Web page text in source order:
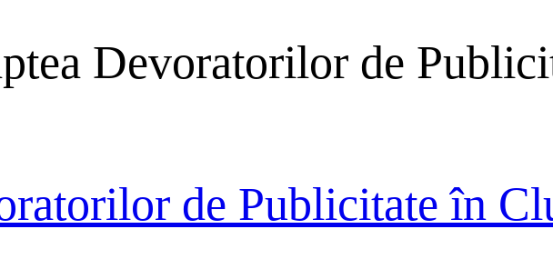
Devoratorilor de
de Publicitate în